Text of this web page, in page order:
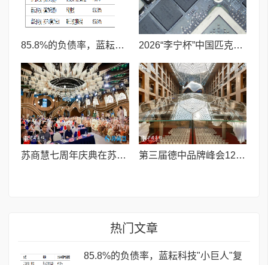
85.8%的负债率，蓝耘科技"小巨人"复核明年恐摘帽 2026“李宁杯”中国匹克球巡回赛青少年赛-河南鹤壁站圆满落幕
苏商慧七周年庆典在苏州隆重举行 七大联创共启发展新篇章 第三届德中品牌峰会12月将在柏林举办，聚焦人工智能时代品牌全球化发展
热门文章
85.8%的负债率，蓝耘科技"小巨人"复